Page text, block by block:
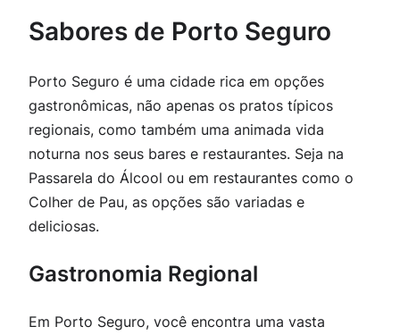
Sabores de Porto Seguro
Porto Seguro é uma cidade rica em opções
gastronômicas, não apenas os pratos típicos
regionais, como também uma animada vida
noturna nos seus bares e restaurantes. Seja na
Passarela do Álcool ou em restaurantes como o
Colher de Pau, as opções são variadas e
deliciosas.
Gastronomia Regional
Em Porto Seguro, você encontra uma vasta